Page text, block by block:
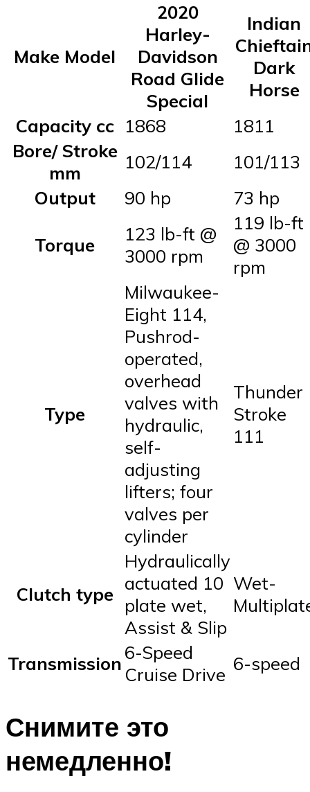
Make Model
2020
Harley-
Davidson
Road Glide
Special
Indian
Dark
Horse
Capacity cc 1868
1811
Bore/ Stroke
mm
102/114
101/113
Output
90 hp 73 hp
Torque
123 lb-ft @
3000 rpm
119 lb-ft
@ 3000
rpm
Type
Milwaukee-
Eight 114,
Pushrod-
operated,
overhead
valves with
hydraulic,
self-
adjusting
lifters; four
valves per
cylinder
Thunder
Stroke
111
Clutch type
Hydraulically
actuated 10
plate wet,
Assist & Slip
Wet-
Transmission6-Speed
Cruise Drive 6-speed
Снимите это
немедленно!